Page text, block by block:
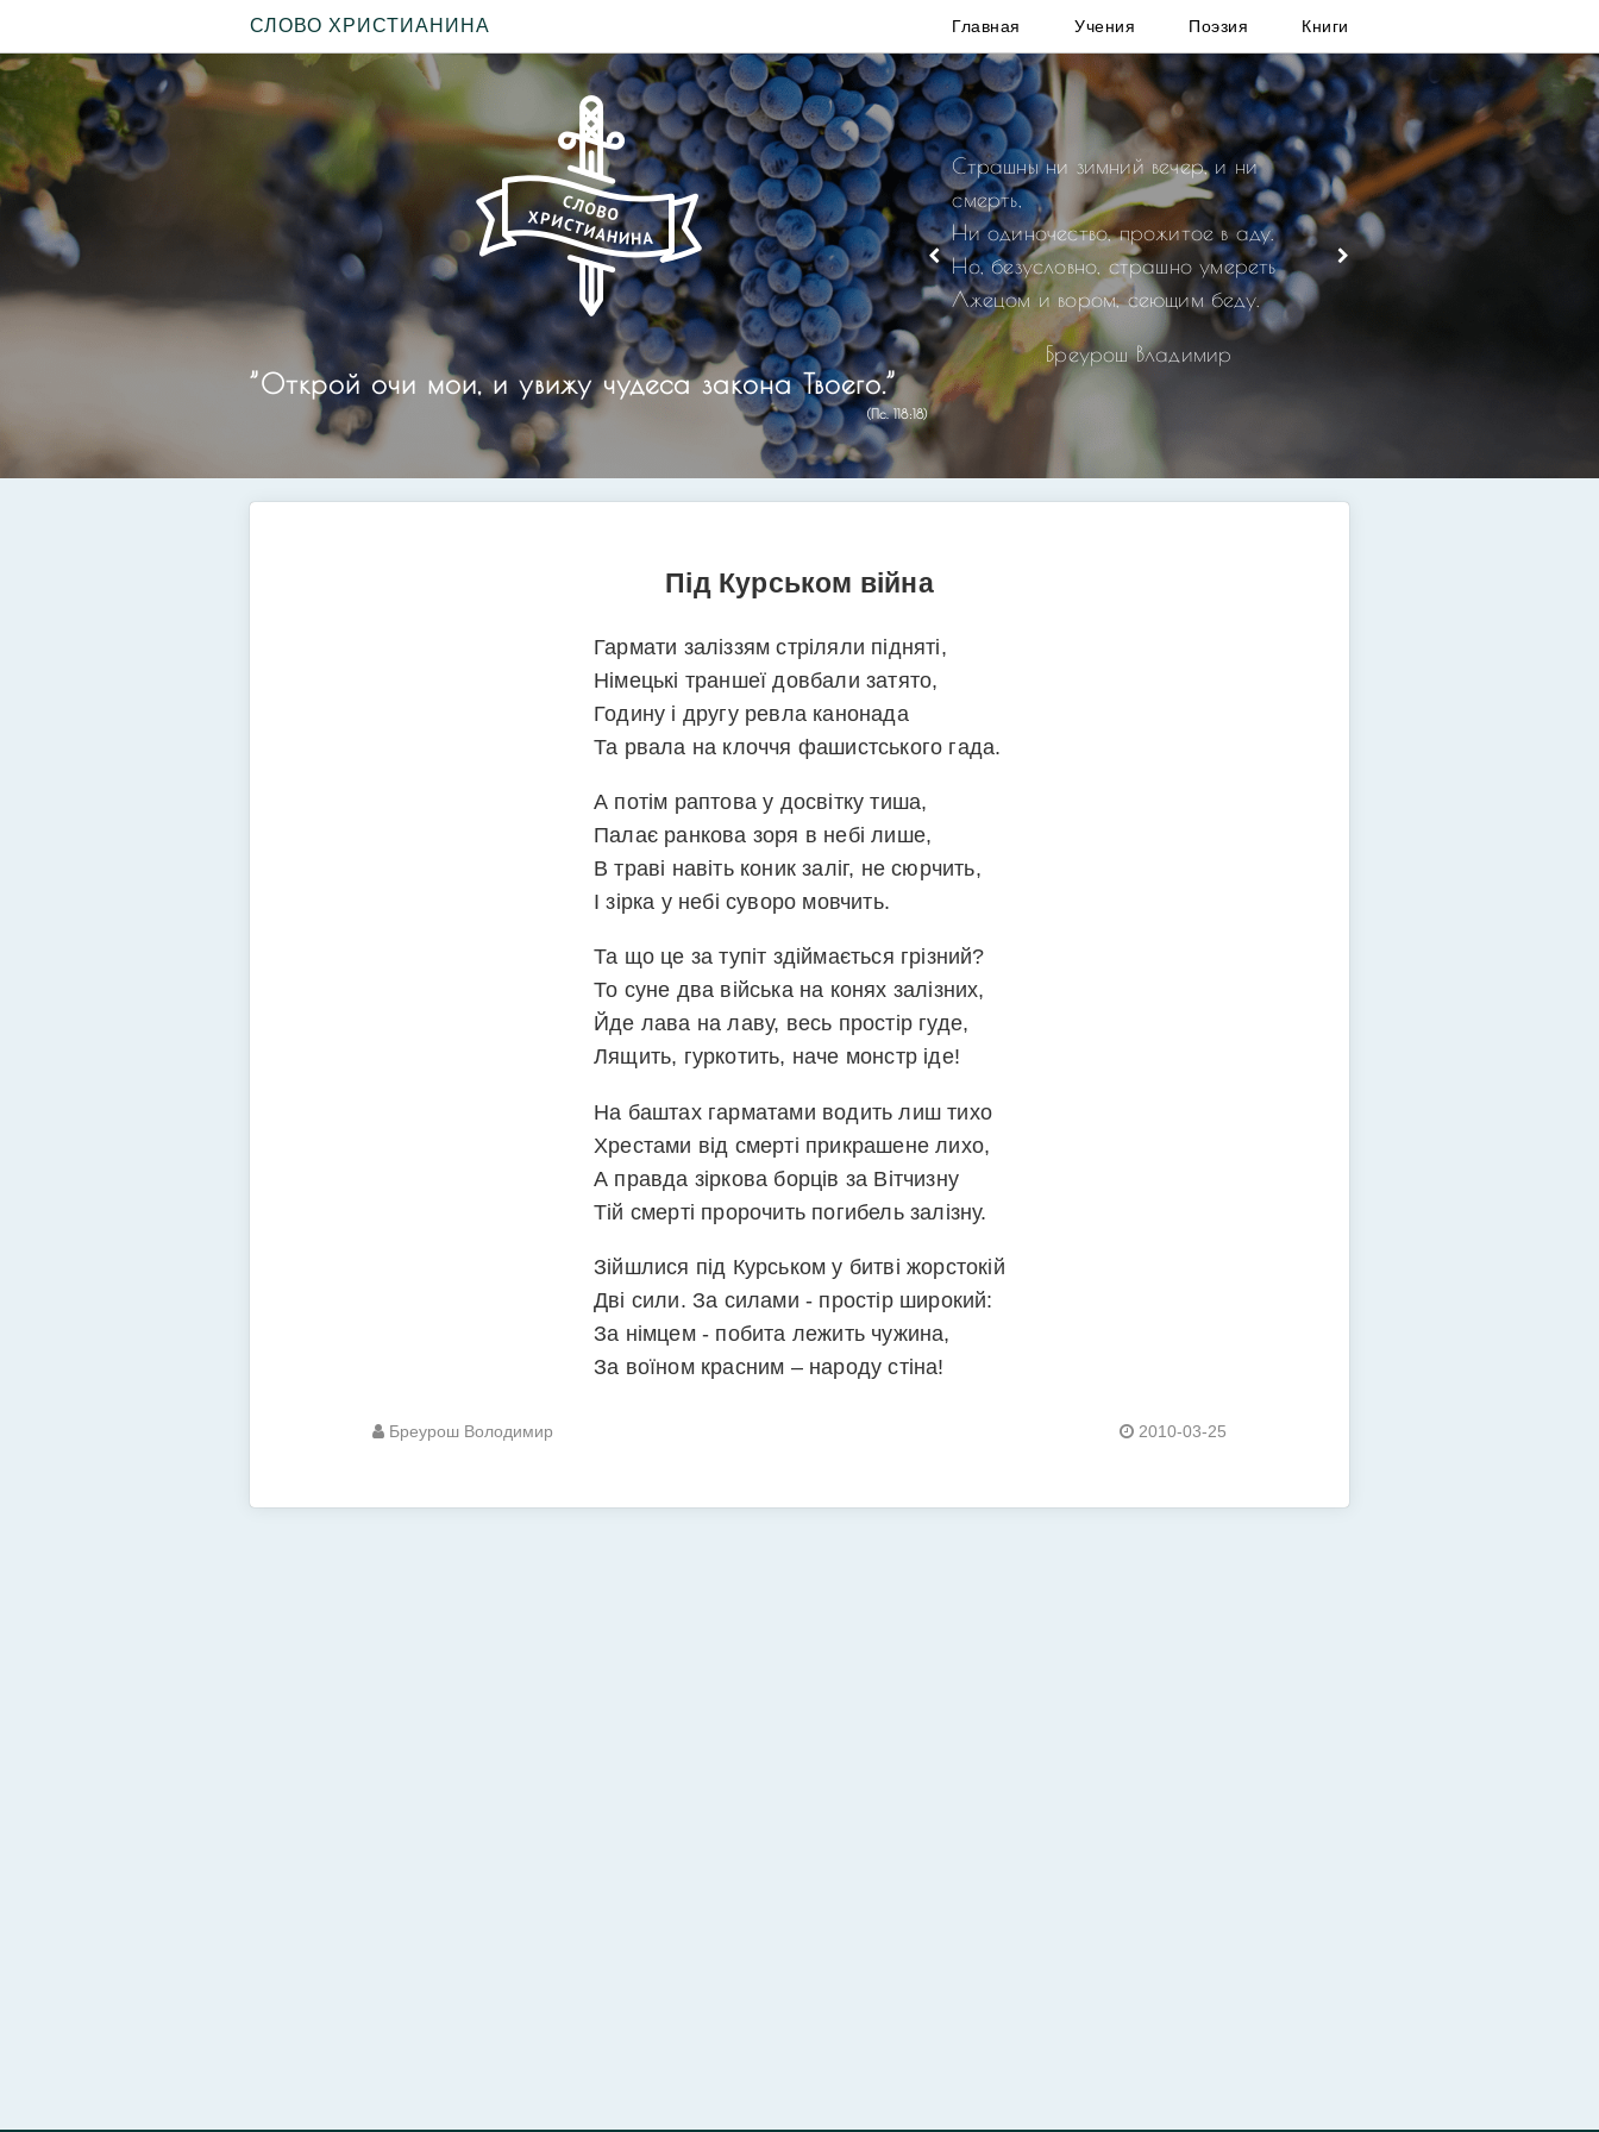
”Открой очи мои, и увижу чудеса закона Твоего.”
(Пс. 118:18)
Страшны ни зимний вечер, и ни
смерть,
Ни одиночество, прожитое в аду.
Но, безусловно, страшно умереть
Лжецом и вором, сеющим беду.
Бреурош Владимир
СЛОВО ХРИСТИАНИНА Главная Учения Поэзия Книги
Під Курськом війна
Гармати заліззям стріляли підняті,
Німецькі траншеї довбали затято,
Годину і другу ревла канонада
Та рвала на клоччя фашистського гада.
А потім раптова у досвітку тиша,
Палає ранкова зоря в небі лише,
В траві навіть коник заліг, не сюрчить,
І зірка у небі суворо мовчить.
Та що це за тупіт здіймається грізний?
То суне два війська на конях залізних,
Йде лава на лаву, весь простір гуде,
Лящить, гуркотить, наче монстр іде!
На баштах гарматами водить лиш тихо
Хрестами від смерті прикрашене лихо,
А правда зіркова борців за Вітчизну
Тій смерті пророчить погибель залізну.
Зійшлися під Курськом у битві жорстокій
Дві сили. За силами - простір широкий:
За німцем - побита лежить чужина,
За воїном красним – народу стіна!
Бреурош Володимир 2010-03-25